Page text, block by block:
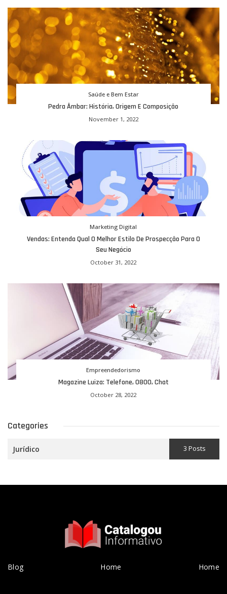
Saúde e Bem Estar
Pedra Âmbar: História, Origem E Composição
November 1, 2022
Marketing Digital
Vendas: Entenda Qual O Melhor Estilo De Prospecção Para O
Seu Negócio
October 31, 2022
Empreendedorismo
Magazine Luiza: Telefone, 0800, Chat
October 28, 2022
Categories
Jurídico 3 Posts
Blog Home Home